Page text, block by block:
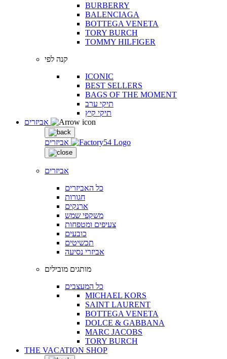
BURBERRY
BALENCIAGA
BOTTEGA VENETA
TORY BURCH
TOMMY HILFIGER
קנה לפי
ICONIC
BEST SELLERS
BAGS OF THE MOMENT
תיקי ערב
תיקי קיץ
אביזרים
אביזרים
כל האביזרים
חגורות
ארנקים
משקפי שמש
צעיפים ומטפחות
כובעים
תכשיטים
אביזרי נסיעה
מותגים מובילים
כל המעצבים
MICHAEL KORS
SAINT LAURENT
BOTTEGA VENETA
DOLCE & GABBANA
MARC JACOBS
TORY BURCH
THE VACATION SHOP